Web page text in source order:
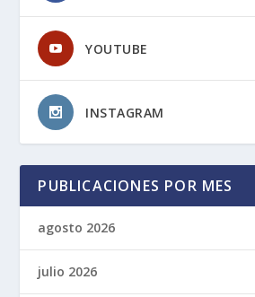
YOUTUBE
INSTAGRAM
PUBLICACIONES POR MES
agosto 2026
julio 2026